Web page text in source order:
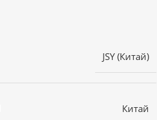
JSY (Китай)
Китай